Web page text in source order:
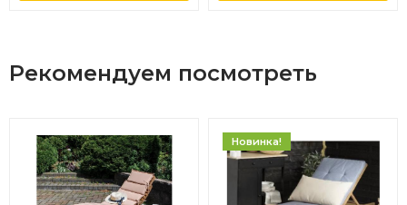
Рекомендуем посмотреть
Новинка!